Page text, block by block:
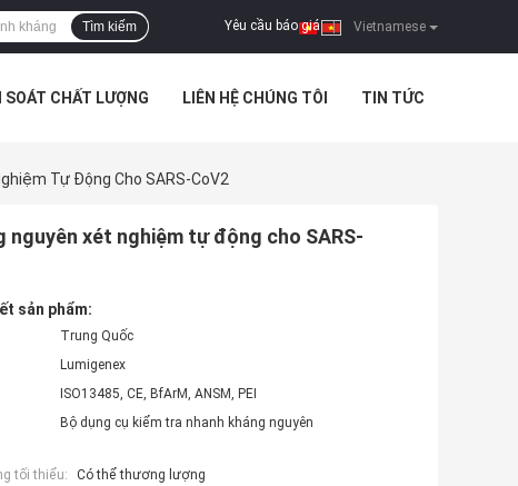
Vietnamese
Yêu cầu báo giá |
Tìm kiếm
SOÁT CHẤT LƯỢNG LIÊN HỆ CHÚNG TÔI TIN TỨC
Tự Động Cho SARS-CoV2
nguyên xét nghiệm tự động cho SARS-
sản phẩm:
Trung Quốc
Lumigenex
ISO13485, CE, BfArM, ANSM, PEI
Bộ dụng cụ kiểm tra nhanh kháng nguyên
tối thiểu:
Có thể thương lượng